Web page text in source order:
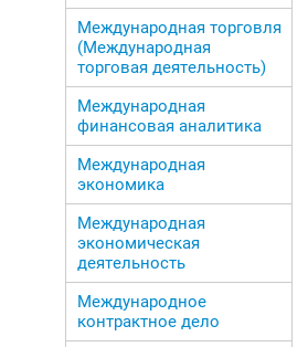
Международная торговля
(Международная
торговая деятельность)
Международная
финансовая аналитика
Международная
экономика
Международная
экономическая
деятельность
Международное
контрактное дело